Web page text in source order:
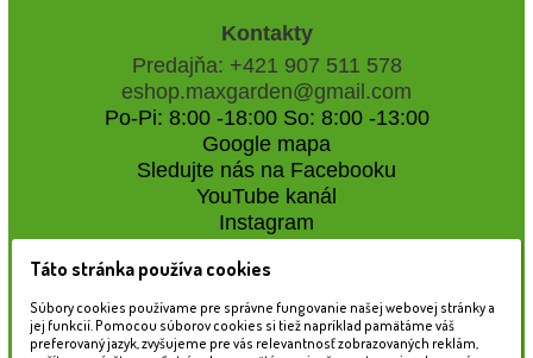
Kontakty
Predajňa: +421 907 511 578
eshop.maxgarden@gmail.com
Po-Pi: 8:00 -18:00 So: 8:00 -13:00
Google mapa
Sledujte nás na Facebooku
YouTube kanál
Instagram
Naše záhradné centrum
Táto stránka používa cookies
Súbory cookies používame pre správne fungovanie našej webovej stránky a
jej funkcií. Pomocou súborov cookies si tiež napríklad pamätáme váš
preferovaný jazyk, zvyšujeme pre vás relevantnosť zobrazovaných reklám,